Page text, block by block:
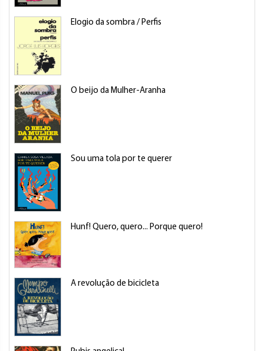
Elogio da sombra / Perfis
O beijo da Mulher-Aranha
Sou uma tola por te querer
Hunf! Quero, quero... Porque quero!
A revolução de bicicleta